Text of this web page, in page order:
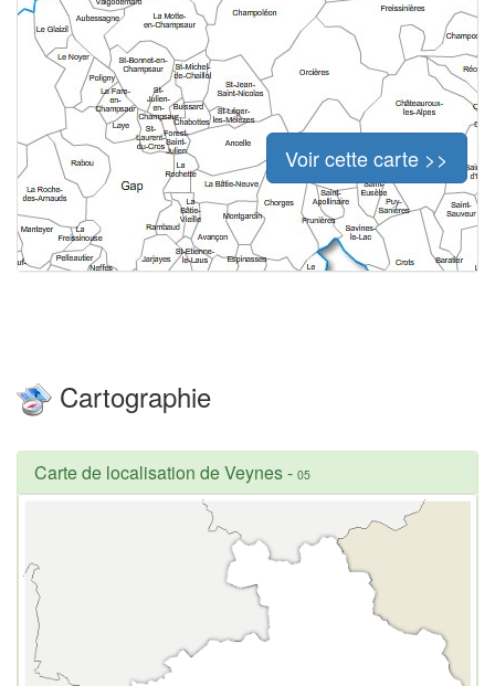
Voir cette carte >>
Cartographie
Carte de localisation de Veynes- 05